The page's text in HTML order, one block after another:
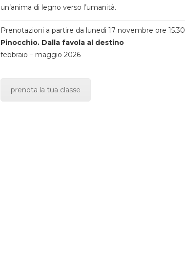
un’anima di legno verso l’umanità.
Prenotazioni a partire da lunedi 17 novembre ore 15.30
Pinocchio. Dalla favola al destino
febbraio – maggio 2026
prenota la tua classe